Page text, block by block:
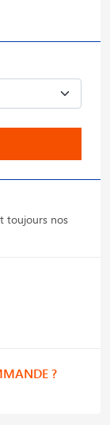
toujours nos
?